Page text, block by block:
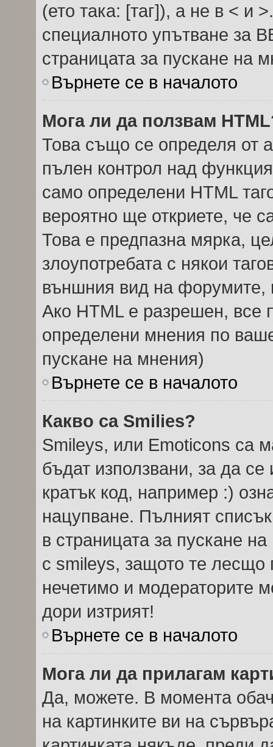
(ето така: [таг]), а не в < и
специалното упътване за
страницата за пускане на
Върнете се в началото
Мога ли да ползвам
Това също се определя от
пълен контрол над
само определени HTML
вероятно ще откриете, че
Това е предпазна мярка,
злоупотребата с някои
външния вид на форумите,
Ако HTML е разрешен, все
определени мнения по
пускане на мнения)
Върнете се в началото
Какво са Smilies?
Smileys, или Emoticons са
бъдат използвани, за да
кратък код, например :)
нацупване. Пълният
в страницата за пускане
с smileys, защото те
нечетимо и модераторите
дори изтрият!
Върнете се в началото
Мога ли да прилагам
Да, можете. В момента
на картинките ви на